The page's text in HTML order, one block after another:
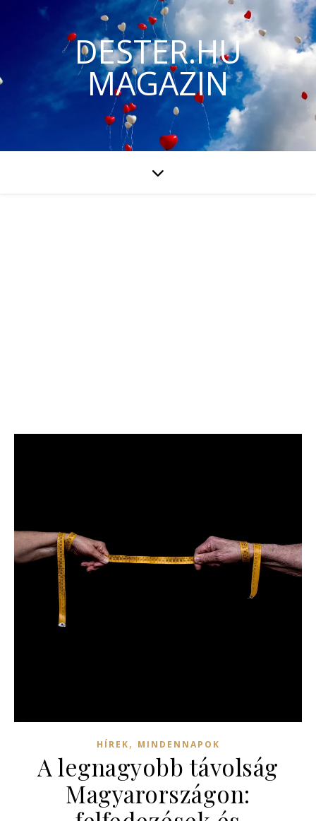
DESTER.HU
MAGAZIN
HÍREK, MINDENNAPOK
A legnagyobb távolság
Magyarországon: